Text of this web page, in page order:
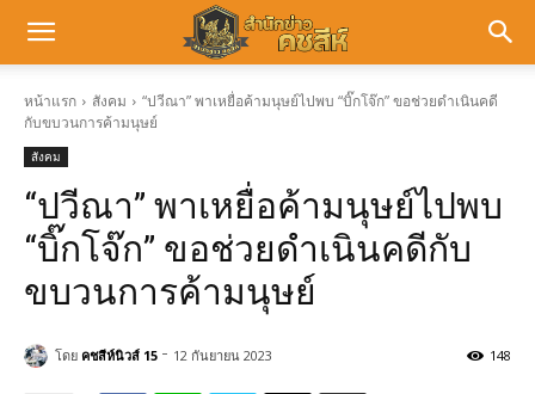
หน้าแรก สังคม
“ปวีณา” พาเหยื่อค้ามนุษย์ไปพบ “บิ๊กโจ๊ก” ขอช่วยดำเนินคดี
กับขบวนการค้ามนุษย์
สังคม
“ปวีณา” พาเหยื่อค้ามนุษย์ไปพบ
“บิ๊กโจ๊ก” ขอช่วยดำเนินคดีกับ
ขบวนการค้ามนุษย์
148
โดย คชสีห์นิวส์ 15 - 12 กันยายน 2023